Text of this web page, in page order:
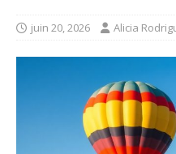
juin 20, 2026 Alicia